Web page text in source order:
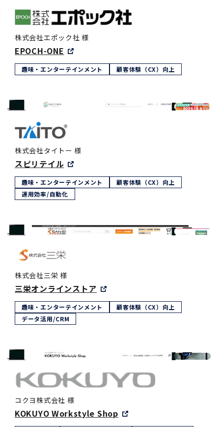
株式会社エポック社 様
EPOCH-ONE
趣味・エンターテインメント 顧客体験（CX）向上
株式会社タイトー 様
スピリテイル
趣味・エンターテインメント
顧客体験（CX）向上
運用効率/自動化
株式会社三栄 様
三栄オンラインストア
趣味・エンターテインメント
顧客体験（CX）向上
データ活用/CRM
コクヨ株式会社 様
KOKUYO Workstyle Shop